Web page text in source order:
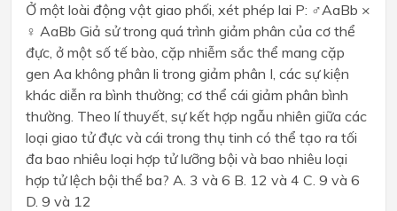
Ở một loài động vật giao phối, xét phép lai P: ♂AaBb ×
♀ AaBb Giả sử trong quá trình giảm phân của cơ thể
đực, ở một số tế bào, cặp nhiễm sắc thể mang cặp
gen Aa không phân li trong giảm phân I, các sự kiện
khác diễn ra bình thường; cơ thể cái giảm phân bình
thường. Theo lí thuyết, sự kết hợp ngẫu nhiên giữa các
loại giao tử đực và cái trong thụ tinh có thể tạo ra tối
đa bao nhiêu loại hợp tử lưỡng bội và bao nhiêu loại
hợp tử lệch bội thể ba? A. 3 và 6 B. 12 và 4 C. 9 và 6
D. 9 và 12